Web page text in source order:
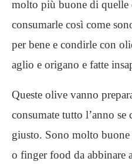
molto più buone di quelle
consumarle così come
per bene e condirle con
aglio e origano e fatte
Queste olive vanno
consumate tutto l’anno se
giusto. Sono molto buone
o finger food da abbinare